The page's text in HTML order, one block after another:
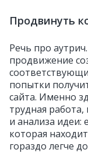
Продвинуть
Речь про
продвижение
попытки
сайта. Именно
трудная
и анализа идеи:
которая
гораздо легче